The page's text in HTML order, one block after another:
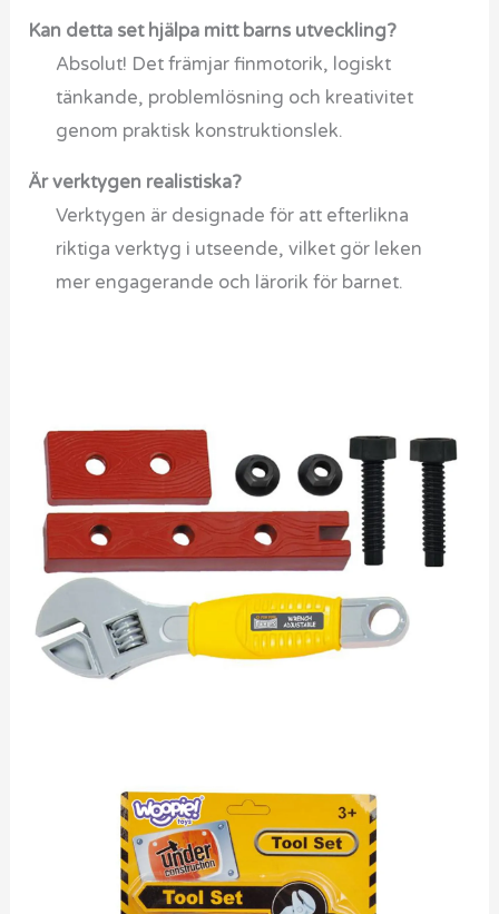
Kan detta set hjälpa mitt barns utveckling?
Absolut! Det främjar finmotorik, logiskt
tänkande, problemlösning och kreativitet
genom praktisk konstruktionslek.
Är verktygen realistiska?
Verktygen är designade för att efterlikna
riktiga verktyg i utseende, vilket gör leken
mer engagerande och lärorik för barnet.